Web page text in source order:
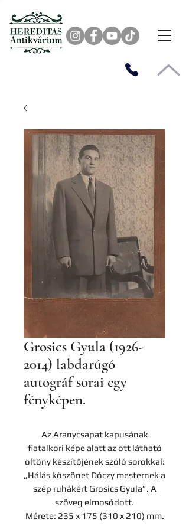
Grosics Gyula (1926-
2014) labdarúgó
autográf sorai egy
fényképen.
Az Aranycsapat kapusának
fiatalkori képe alatt az ott látható
öltöny készítőjének szóló sorokkal:
„Hálás köszönet Dóczy mesternek a
szép ruhákért Grosics Gyula”. A
szöveg elmosódott.
Mérete: 235 x 175 (310 x 210) mm.